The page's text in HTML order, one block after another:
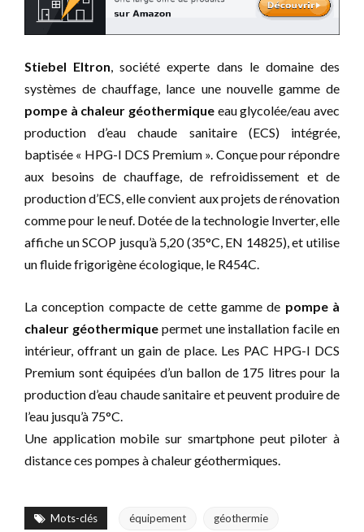
Stiebel Eltron , société experte dans le domaine des
systèmes de chauffage, lance une nouvelle gamme de
pompe à chaleur géothermique eau glycolée/eau avec
production d’eau chaude sanitaire (ECS) intégrée,
baptisée « HPG-I DCS Premium ». Conçue pour répondre
aux besoins de chauffage, de refroidissement et de
production d’ECS, elle convient aux projets de rénovation
comme pour le neuf. Dotée de la technologie Inverter, elle
affiche un SCOP jusqu’à 5,20 (35°C, EN 14825), et utilise
un fluide frigorigène écologique, le R454C.
La conception compacte de cette gamme de pompe à
chaleur géothermiquepermet une installation facile en
intérieur, offrant un gain de place. Les PAC HPG-I DCS
Premium sont équipées d’un ballon de 175 litres pour la
production d’eau chaude sanitaire et peuvent produire de
l’eau jusqu’à 75°C.
Une application mobile sur smartphone peut piloter à
distance ces pompes à chaleur géothermiques.
Mots-clés équipement géothermie